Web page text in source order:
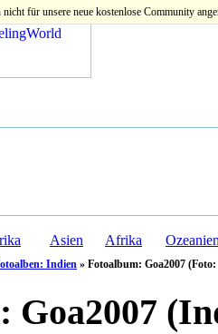
für unsere neue kostenlose Community
Asien Afrika
Indien » Fotoalbum: Goa2007
Goa2007